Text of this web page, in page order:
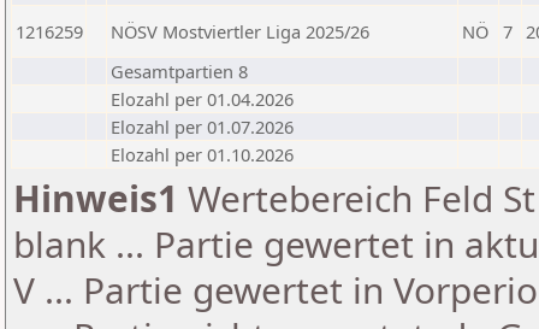
1216259 NÖSV Mostviertler Liga 2025/26 NÖ 7
Gesamtpartien 8
Elozahl per 01.04.2026
Elozahl per 01.07.2026
Elozahl per 01.10.2026
Hinweis1 Wertebereich Feld
blank ... Partie gewertet in
V ... Partie gewertet in